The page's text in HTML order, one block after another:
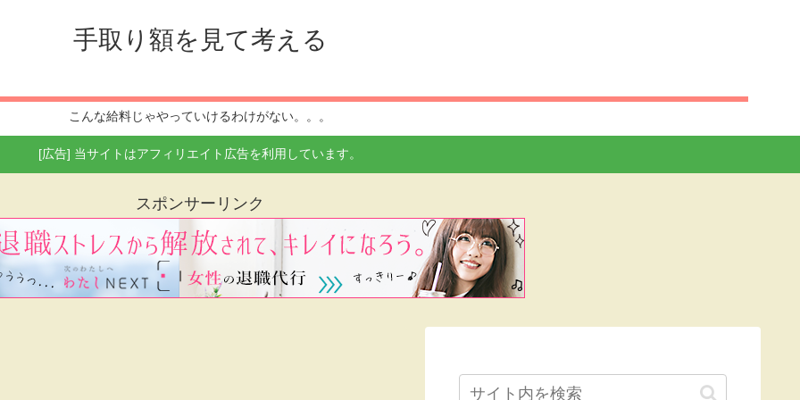
手取り額を見て考える
こんな給料じゃやっていけるわけがない。。。
[広告] 当サイトはアフィリエイト広告を利用しています。
スポンサーリンク